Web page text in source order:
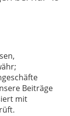
Beiträge
mit